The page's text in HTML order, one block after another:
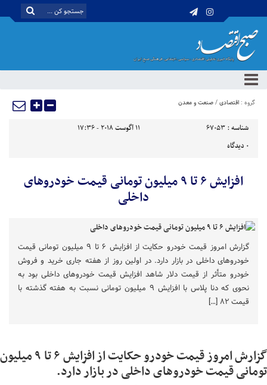
گروه : اقتصادی/صنعت و معدن
شناسه : 67053
11 آگوست 2018 - 17:36
0 دیدگاه
افزایش ۶ تا ۹ میلیون تومانی قیمت خودروهای
داخلی
گزارش امروز قیمت خودرو حکایت از افزایش ۶ تا ۹ میلیون تومانی قیمت
خودروهای داخلی در بازار دارد. در اولین روز از هفته جاری خرید و فروش
خودرو متأثر از قیمت دلار شاهد افزایش قیمت خودروهای داخلی بود به
نحوی که دنا پلاس با افزایش ۹ میلیون تومانی نسبت به هفته گذشته با
قیمت ۸۲ […]
گزارش امروز قیمت خودرو حکایت از افزایش ۶ تا ۹ میلیون
تومانی قیمت خودروهای داخلی در بازار دارد.